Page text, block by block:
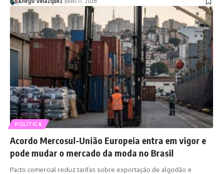
POLÍTICA
Acordo Mercosul-União Europeia entra em vigor e
pode mudar o mercado da moda no Brasil
Pacto comercial reduz tarifas sobre exportação de algodão e